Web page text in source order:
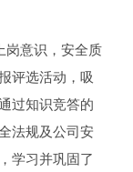
岗意识，安全质
评选活动，吸
过知识竞答的
法规及公司安
学习并巩固了